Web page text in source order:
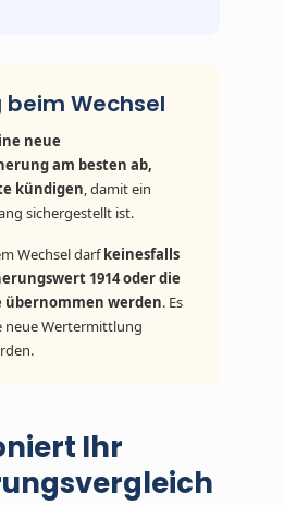
Wechsel
neue
am besten ab,
kündigen, damit ein
sichergestellt ist.
Wechsel darfkeinesfalls
1914 oder die
übernommen werden. Es
neue Wertermittlung
Ihr